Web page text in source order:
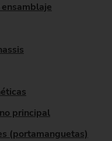
principal
(portamanguetas)